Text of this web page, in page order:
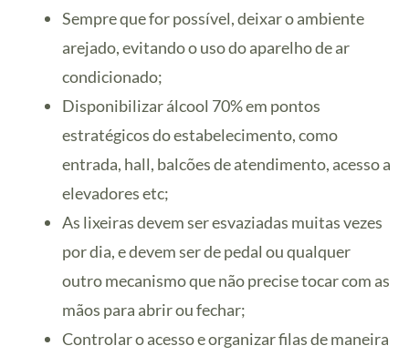
Sempre que for possível, deixar o ambiente
arejado, evitando o uso do aparelho de ar
condicionado;
Disponibilizar álcool 70% em pontos
estratégicos do estabelecimento, como
entrada, hall, balcões de atendimento, acesso a
elevadores etc;
As lixeiras devem ser esvaziadas muitas vezes
por dia, e devem ser de pedal ou qualquer
outro mecanismo que não precise tocar com as
mãos para abrir ou fechar;
Controlar o acesso e organizar filas de maneira